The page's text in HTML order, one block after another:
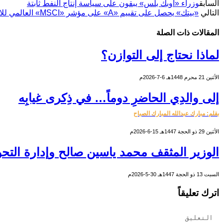
السابقوزراء «أوبك بلس» يبقون على سياسة إنتاج النفط ثابتة
التالي «بيتك» يحصل على تقييم «A» على مؤشر «MSCI» العالمي للاستدامة
المقالات ذات الصلة
لماذا نحتاج إلى التوازن؟
الأثنين 21 محرم 1448هـ 6-7-2026م
إلى والدِي الحاضرِ دوماً… في ذِكرى غيابِه
بقلم: مبارك عبدالله المبارك الصباح
الأثنين 29 ذو الحجة 1447هـ 15-6-2026م
الوزير المثقف محمد ياسين صالح وإدارة
السبت 13 ذو الحجة 1447هـ 30-5-2026م
اترك تعليقاً